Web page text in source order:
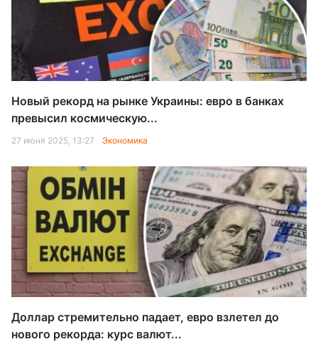
Новый рекорд на рынке Украины: евро в банках
превысил космическую...
27 июня 2025, 13:27 Экономика
Доллар стремительно падает, евро взлетел до
нового рекорда: курс валют...